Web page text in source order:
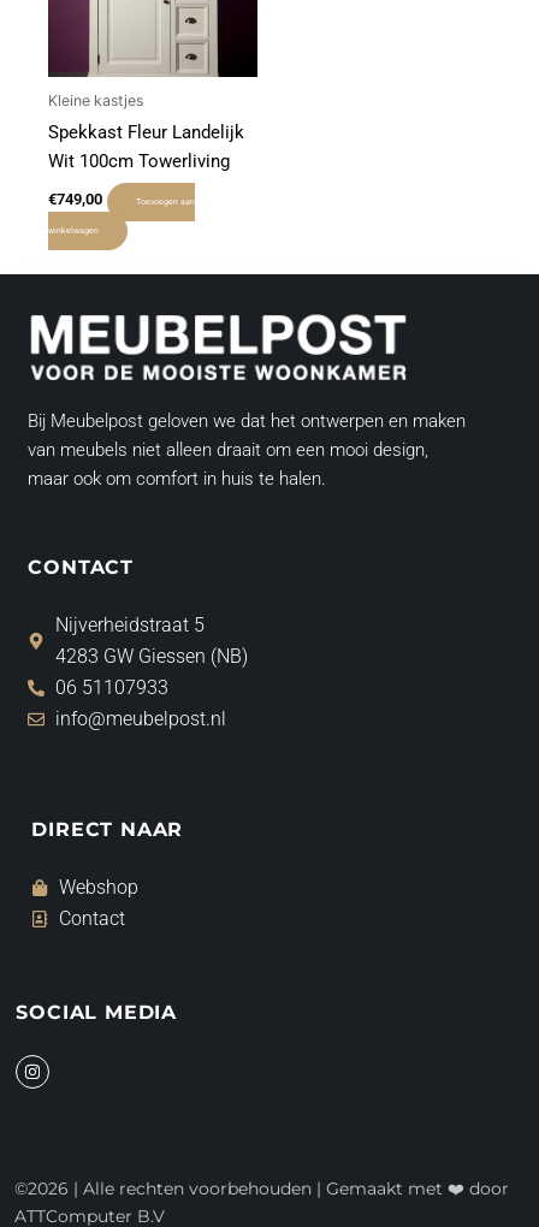
Kleine kastjes
Spekkast Fleur Landelijk
Wit 100cm Towerliving
€749,00 Toevoegen aan
winkelwagen
Bij Meubelpost geloven we dat het ontwerpen en maken
van meubels niet alleen draait om een mooi design,
maar ook om comfort in huis te halen.
CONTACT
Nijverheidstraat 5
4283 GW Giessen (NB)
06 51107933
info@meubelpost.nl
DIRECT NAAR
Webshop
Contact
SOCIAL MEDIA
I
n
s
a
m
©2026 | Alle rechten voorbehouden | Gemaakt met ❤️ door
ATTComputer B.V